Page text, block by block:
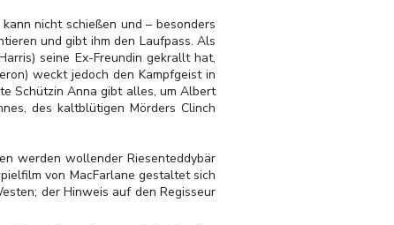
nicht schießen und – besonders
und gibt ihm den Laufpass. Als
seine Ex-Freundin gekrallt hat,
weckt jedoch den Kampfgeist in
Schützin Anna gibt alles, um Albert
des kaltblütigen Mörders Clinch
werden wollender Riesenteddybär
von MacFarlane gestaltet sich
der Hinweis auf den Regisseur